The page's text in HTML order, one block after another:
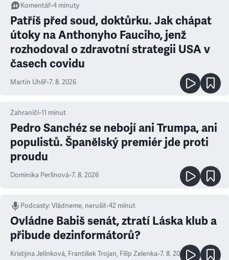
Komentář•4 minuty
Patříš před soud, doktůrku. Jak chápat
útoky na Anthonyho Fauciho, jenž
rozhodoval o zdravotní strategii USA v
časech covidu
Martin Uhlíř•7. 8. 2026
Zahraničí•11 minut
Pedro Sanchéz se nebojí ani Trumpa, ani
populistů. Španělský premiér jde proti
proudu
Dominika Perlínová•7. 8. 2026
Podcasty:Vládneme, nerušit•42 minut
Ovládne Babiš senát, ztratí Láska klub a
přibude dezinformátorů?
Kristýna Jelínková, František Trojan, Filip Zelenka•7. 8. 2026